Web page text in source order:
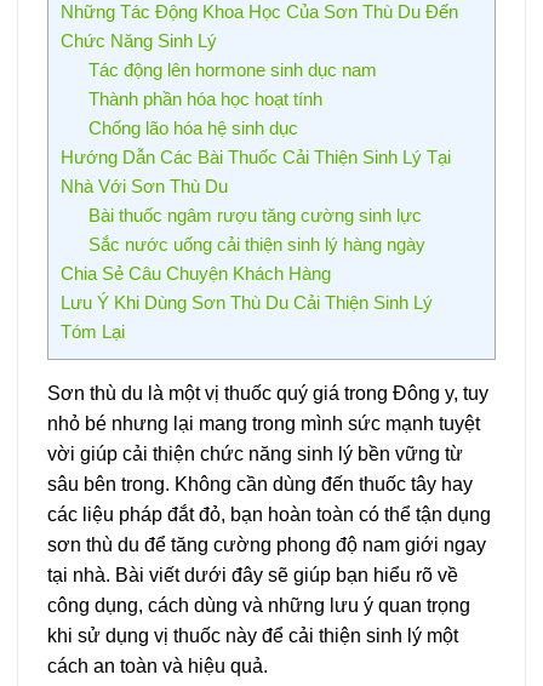
Những Tác Động Khoa Học Của Sơn Thù Du Đến
Chức Năng Sinh Lý
Tác động lên hormone sinh dục nam
Thành phần hóa học hoạt tính
Chống lão hóa hệ sinh dục
Hướng Dẫn Các Bài Thuốc Cải Thiện Sinh Lý Tại
Nhà Với Sơn Thù Du
Bài thuốc ngâm rượu tăng cường sinh lực
Sắc nước uống cải thiện sinh lý hàng ngày
Chia Sẻ Câu Chuyện Khách Hàng
Lưu Ý Khi Dùng Sơn Thù Du Cải Thiện Sinh Lý
Tóm Lại
Sơn thù du là một vị thuốc quý giá trong Đông y, tuy
nhỏ bé nhưng lại mang trong mình sức mạnh tuyệt
vời giúp cải thiện chức năng sinh lý bền vững từ
sâu bên trong. Không cần dùng đến thuốc tây hay
các liệu pháp đắt đỏ, bạn hoàn toàn có thể tận dụng
sơn thù du để tăng cường phong độ nam giới ngay
tại nhà. Bài viết dưới đây sẽ giúp bạn hiểu rõ về
công dụng, cách dùng và những lưu ý quan trọng
khi sử dụng vị thuốc này để cải thiện sinh lý một
cách an toàn và hiệu quả.